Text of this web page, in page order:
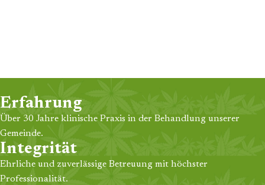
Erfahrung
Über 30 Jahre klinische Praxis in der Behandlung unserer
Gemeinde.
Integrität
Ehrliche und zuverlässige Betreuung mit höchster
Professionalität.